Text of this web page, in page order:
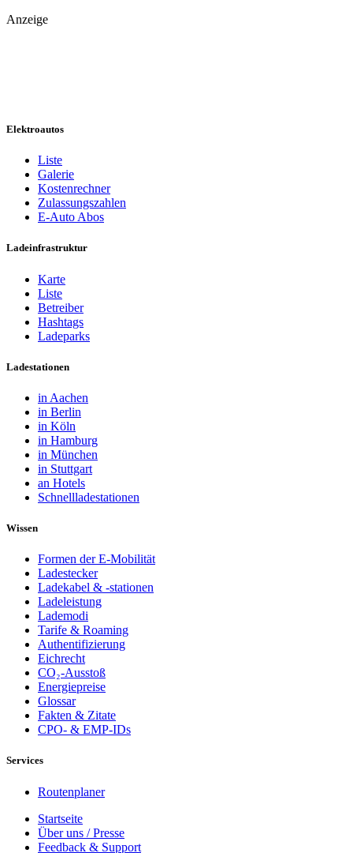
Anzeige
Elektroautos
Liste
Galerie
Kostenrechner
Zulassungszahlen
E-Auto Abos
Ladeinfrastruktur
Karte
Liste
Betreiber
Hashtags
Ladeparks
Ladestationen
in Aachen
in Berlin
in Köln
in Hamburg
in München
in Stuttgart
an Hotels
Schnellladestationen
Wissen
Formen der E-Mobilität
Ladestecker
Ladekabel & -stationen
Ladeleistung
Lademodi
Tarife & Roaming
Authentifizierung
Eichrecht
CO₂-Ausstoß
Energiepreise
Glossar
Fakten & Zitate
CPO- & EMP-IDs
Services
Routenplaner
Startseite
Über uns / Presse
Feedback & Support